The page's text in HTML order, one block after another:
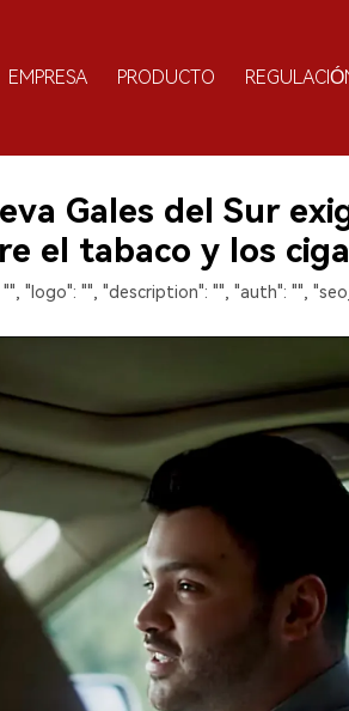
EMPRESA PRODUCTO
Gales del Sur
el tabaco y los
"logo": "", "description": "", "auth": "",